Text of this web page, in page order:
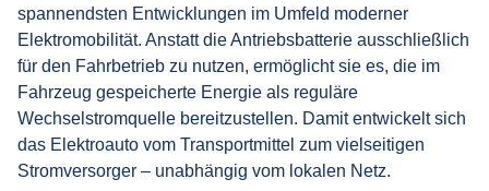
spannendsten Entwicklungen im Umfeld moderner
Elektromobilität. Anstatt die Antriebsbatterie ausschließlich
für den Fahrbetrieb zu nutzen, ermöglicht sie es, die im
Fahrzeug gespeicherte Energie als reguläre
Wechselstromquelle bereitzustellen. Damit entwickelt sich
das Elektroauto vom Transportmittel zum vielseitigen
Stromversorger – unabhängig vom lokalen Netz.